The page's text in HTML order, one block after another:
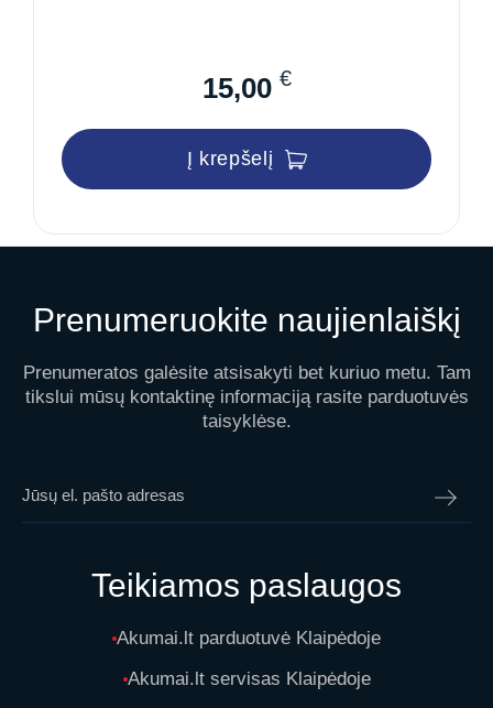
15,00 €
Į krepšelį
Prenumeruokite naujienlaiškį
Prenumeratos galėsite atsisakyti bet kuriuo metu. Tam
tikslui mūsų kontaktinę informaciją rasite parduotuvės
taisyklėse.
Teikiamos paslaugos
Akumai.lt parduotuvė Klaipėdoje
Akumai.lt servisas Klaipėdoje